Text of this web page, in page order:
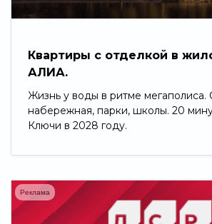
Квартиры с отделкой в
АЛИА.
Жизнь у воды в ритме мегаполиса.
набережная, парки, школы. 20
Ключи в 2028 году.
Реклама